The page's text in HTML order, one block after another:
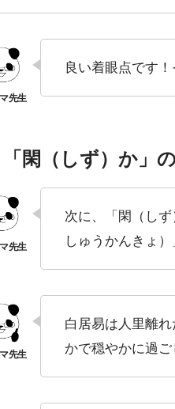
良い着眼点です
閑（しず）か」
次に、「閑（し
しゅうかんきょ
白居易は人里離
かで穏やかに過ご